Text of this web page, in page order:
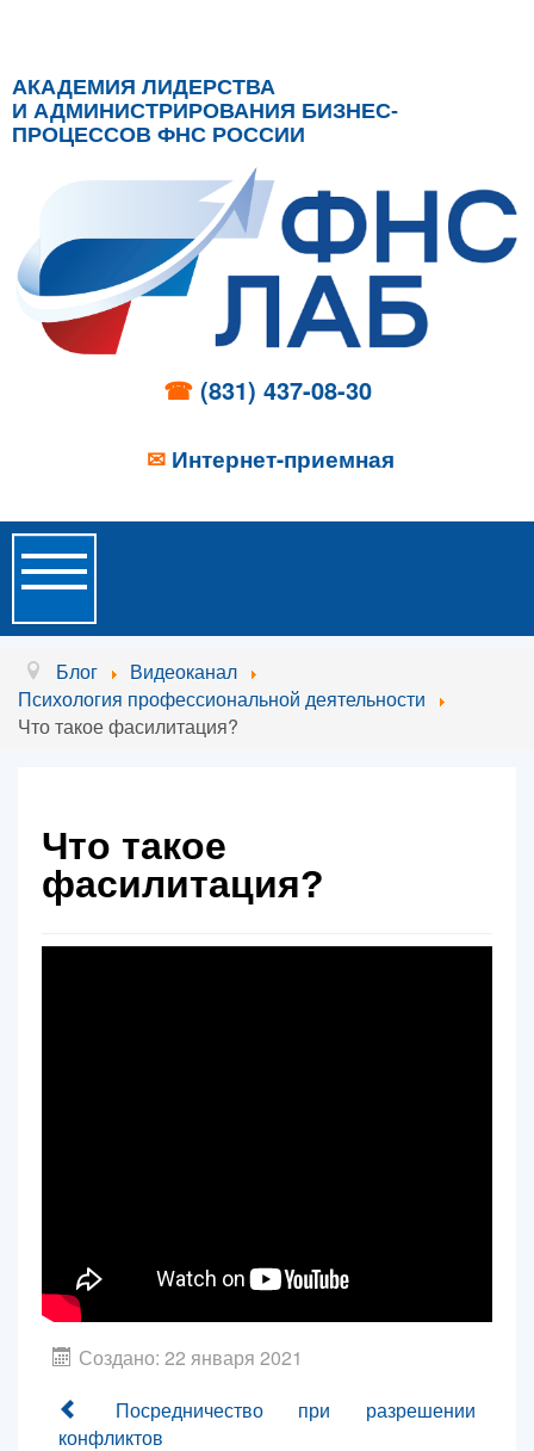
АКАДЕМИЯ ЛИДЕРСТВА
И АДМИНИСТРИРОВАНИЯ БИЗНЕС-
ПРОЦЕССОВ ФНС РОССИИ
☎ (831) 437-08-30
✉ Интернет-приемная
Toggle
Navigation
Главная
Об учреждении
Образовательные услуги
Услуги проживания
Блог
Видеоканал
Психология профессиональной деятельности
Что такое фасилитация?
Что такое
фасилитация?
Создано: 22 января 2021
Посредничество при разрешении
конфликтов